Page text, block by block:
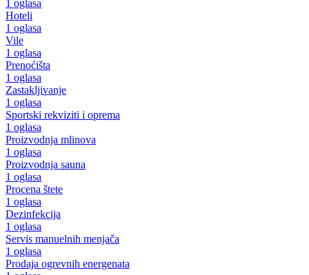
1 oglasa
Hoteli
1 oglasa
Vile
1 oglasa
Prenoćišta
1 oglasa
Zastakljivanje
1 oglasa
Sportski rekviziti i oprema
1 oglasa
Proizvodnja mlinova
1 oglasa
Proizvodnja sauna
1 oglasa
Procena štete
1 oglasa
Dezinfekcija
1 oglasa
Servis manuelnih menjača
1 oglasa
Prodaja ogrevnih energenata